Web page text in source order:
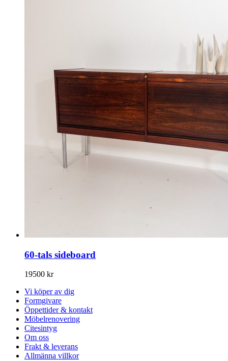
60-tals sideboard
19500 kr
Vi köper av dig
Formgivare
Öppettider & kontakt
Möbelrenovering
Citesintyg
Om oss
Frakt & leverans
Allmänna villkor